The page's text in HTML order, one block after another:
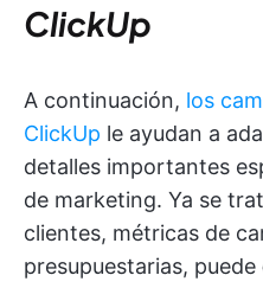
ClickUp
A continuación, los
ClickUp le ayudan a
detalles importantes
de marketing. Ya se
clientes, métricas de
presupuestarias, puede